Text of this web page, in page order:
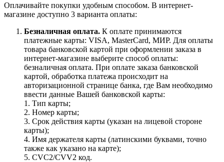
Оплачивайте покупки удобным способом. В интернет-
магазине доступно 3 варианта оплаты:
Безналичная оплата. К оплате принимаются
платежные карты: VISA, MasterCard, МИР. Для оплаты
товара банковской картой при оформлении заказа в
интернет-магазине выберите способ оплаты:
безналичная оплата. При оплате заказа банковской
картой, обработка платежа происходит на
авторизационной странице банка, где Вам необходимо
ввести данные Вашей банковской карты:
1. Тип карты;
2. Номер карты;
3. Срок действия карты (указан на лицевой стороне
карты);
4. Имя держателя карты (латинскими буквами, точно
также как указано на карте);
5. CVC2/CVV2 код.